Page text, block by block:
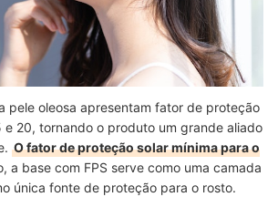
pele oleosa apresentam fator de proteção
e 20, tornando o produto um grande aliado
O fator de proteção solar mínima para o
a base com FPS serve como uma camada
única fonte de proteção para o rosto.